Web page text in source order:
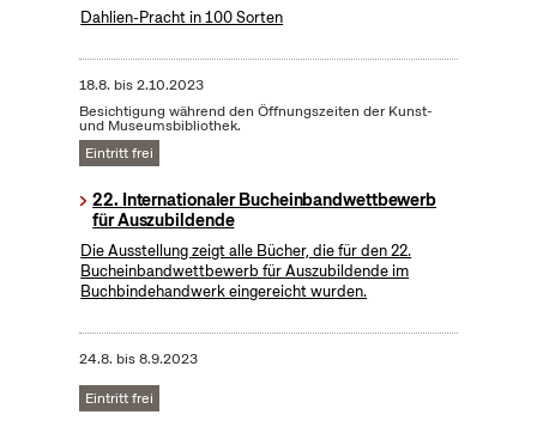
Dahlien-Pracht in 100 Sorten
18.8. bis2.10.2023
Besichtigung während den Öffnungszeiten der Kunst-
und Museumsbibliothek.
Eintritt frei
22. Internationaler Bucheinbandwettbewerb
für Auszubildende
Die Ausstellung zeigt alle Bücher, die für den 22.
Bucheinbandwettbewerb für Auszubildende im
Buchbindehandwerk eingereicht wurden.
24.8. bis8.9.2023
Eintritt frei